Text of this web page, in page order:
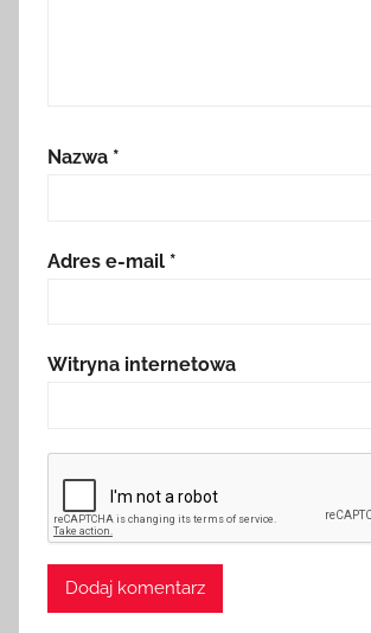
Nazwa *
Adres e-mail *
Witryna internetowa